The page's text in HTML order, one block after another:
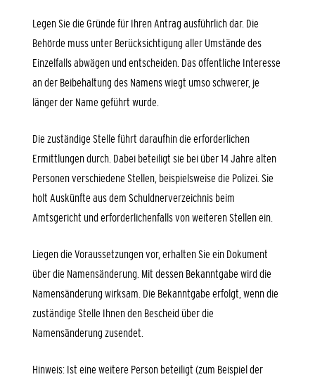
Legen Sie die Gründe für Ihren Antrag ausführlich dar. Die
Behörde muss unter Berücksichtigung aller Umstände des
Einzelfalls abwägen und entscheiden. Das öffentliche Interesse
an der Beibehaltung des Namens wiegt umso schwerer, je
länger der Name geführt wurde.
Die zuständige Stelle führt daraufhin die erforderlichen
Ermittlungen durch. Dabei beteiligt sie bei über 14 Jahre alten
Personen verschiedene Stellen, beispielsweise die Polizei. Sie
holt Auskünfte aus dem Schuldnerverzeichnis beim
Amtsgericht und erforderlichenfalls von weiteren Stellen ein.
Liegen die Voraussetzungen vor, erhalten Sie ein Dokument
über die Namensänderung. Mit dessen Bekanntgabe wird die
Namensänderung wirksam. Die Bekanntgabe erfolgt, wenn die
zuständige Stelle Ihnen den Bescheid über die
Namensänderung zusendet.
Hinweis: Ist eine weitere Person beteiligt (zum Beispiel der